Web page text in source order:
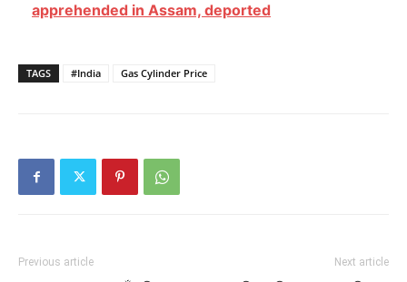
apprehended in Assam, deported
TAGS #India Gas Cylinder Price
Previous article Next article